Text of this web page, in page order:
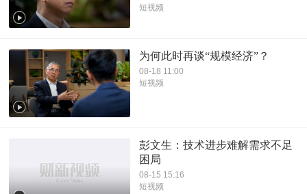
短视频
为何此时再谈“规模经济”？
08-18 11:00
短视频
彭文生：技术进步难解需求不足
困局
08-15 15:16
短视频